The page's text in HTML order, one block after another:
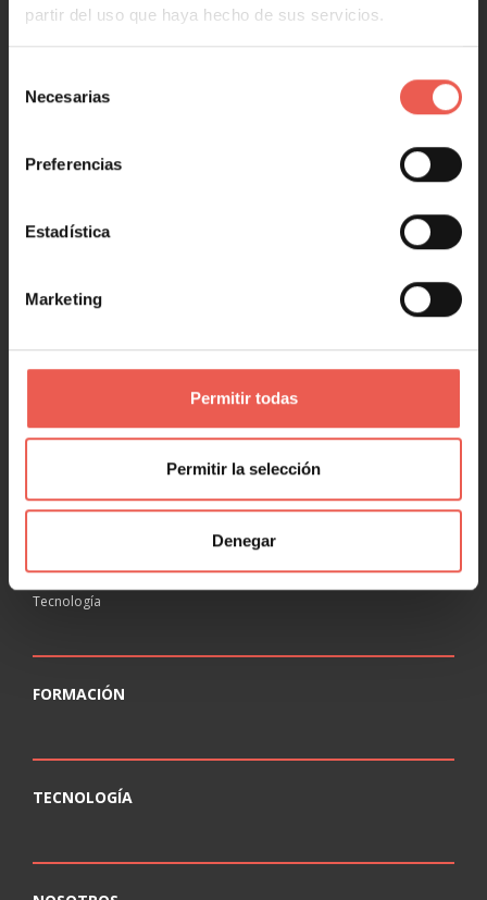
partir del uso que haya hecho de sus servicios.
Necesarias
Preferencias
Estadística
Marketing
Permitir todas
Permitir la selección
Denegar
Marketing y Ventas
Marketing digital
Marketing en 1 minuto
Negocios y Empresa
Tecnología
Agencias
Legal
Salud
Tecnología
FORMACIÓN
TECNOLOGÍA